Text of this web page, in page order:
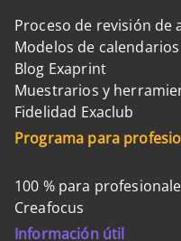
Proceso de revisión de
Modelos de
Blog Exaprint
Muestrarios y
Fidelidad Exaclub
Programa para
100 % para
Creafocus
Información útil